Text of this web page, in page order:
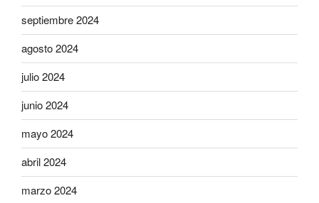
septiembre 2024
agosto 2024
julio 2024
junio 2024
mayo 2024
abril 2024
marzo 2024